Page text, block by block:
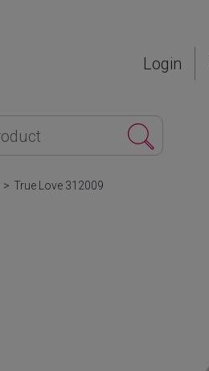
Login
> True Love 312009